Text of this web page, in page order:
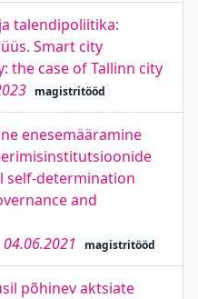
talendipoliitika:
Smart city
the case of Tallinn city
magistritööd
enesemääramine
self-determination
and
04.06.2021 magistritööd
põhinev aktsiate